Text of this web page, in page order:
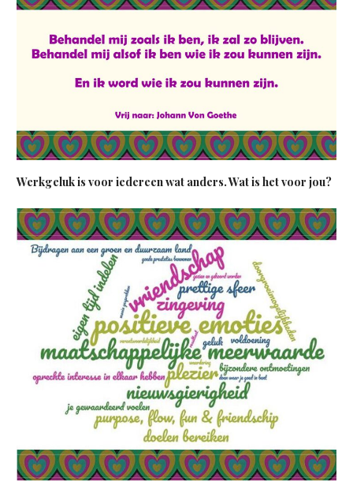
Werkgeluk is voor iedereen wat anders. Wat is het voor jou?